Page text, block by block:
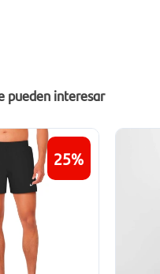
pueden interesar
25